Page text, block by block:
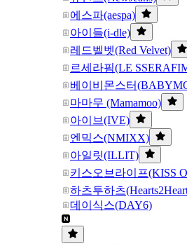
에스파(aespa)
아이들(i-dle)
레드벨벳(Red Velvet)
르세라핌(LE
베이비몬스터
마마무 (Mamamoo)
아이브(IVE)
엔믹스(NMIXX)
아일릿(ILLIT)
키스오브라이프(KISS
하츠투하츠
데이식스(DAY6)